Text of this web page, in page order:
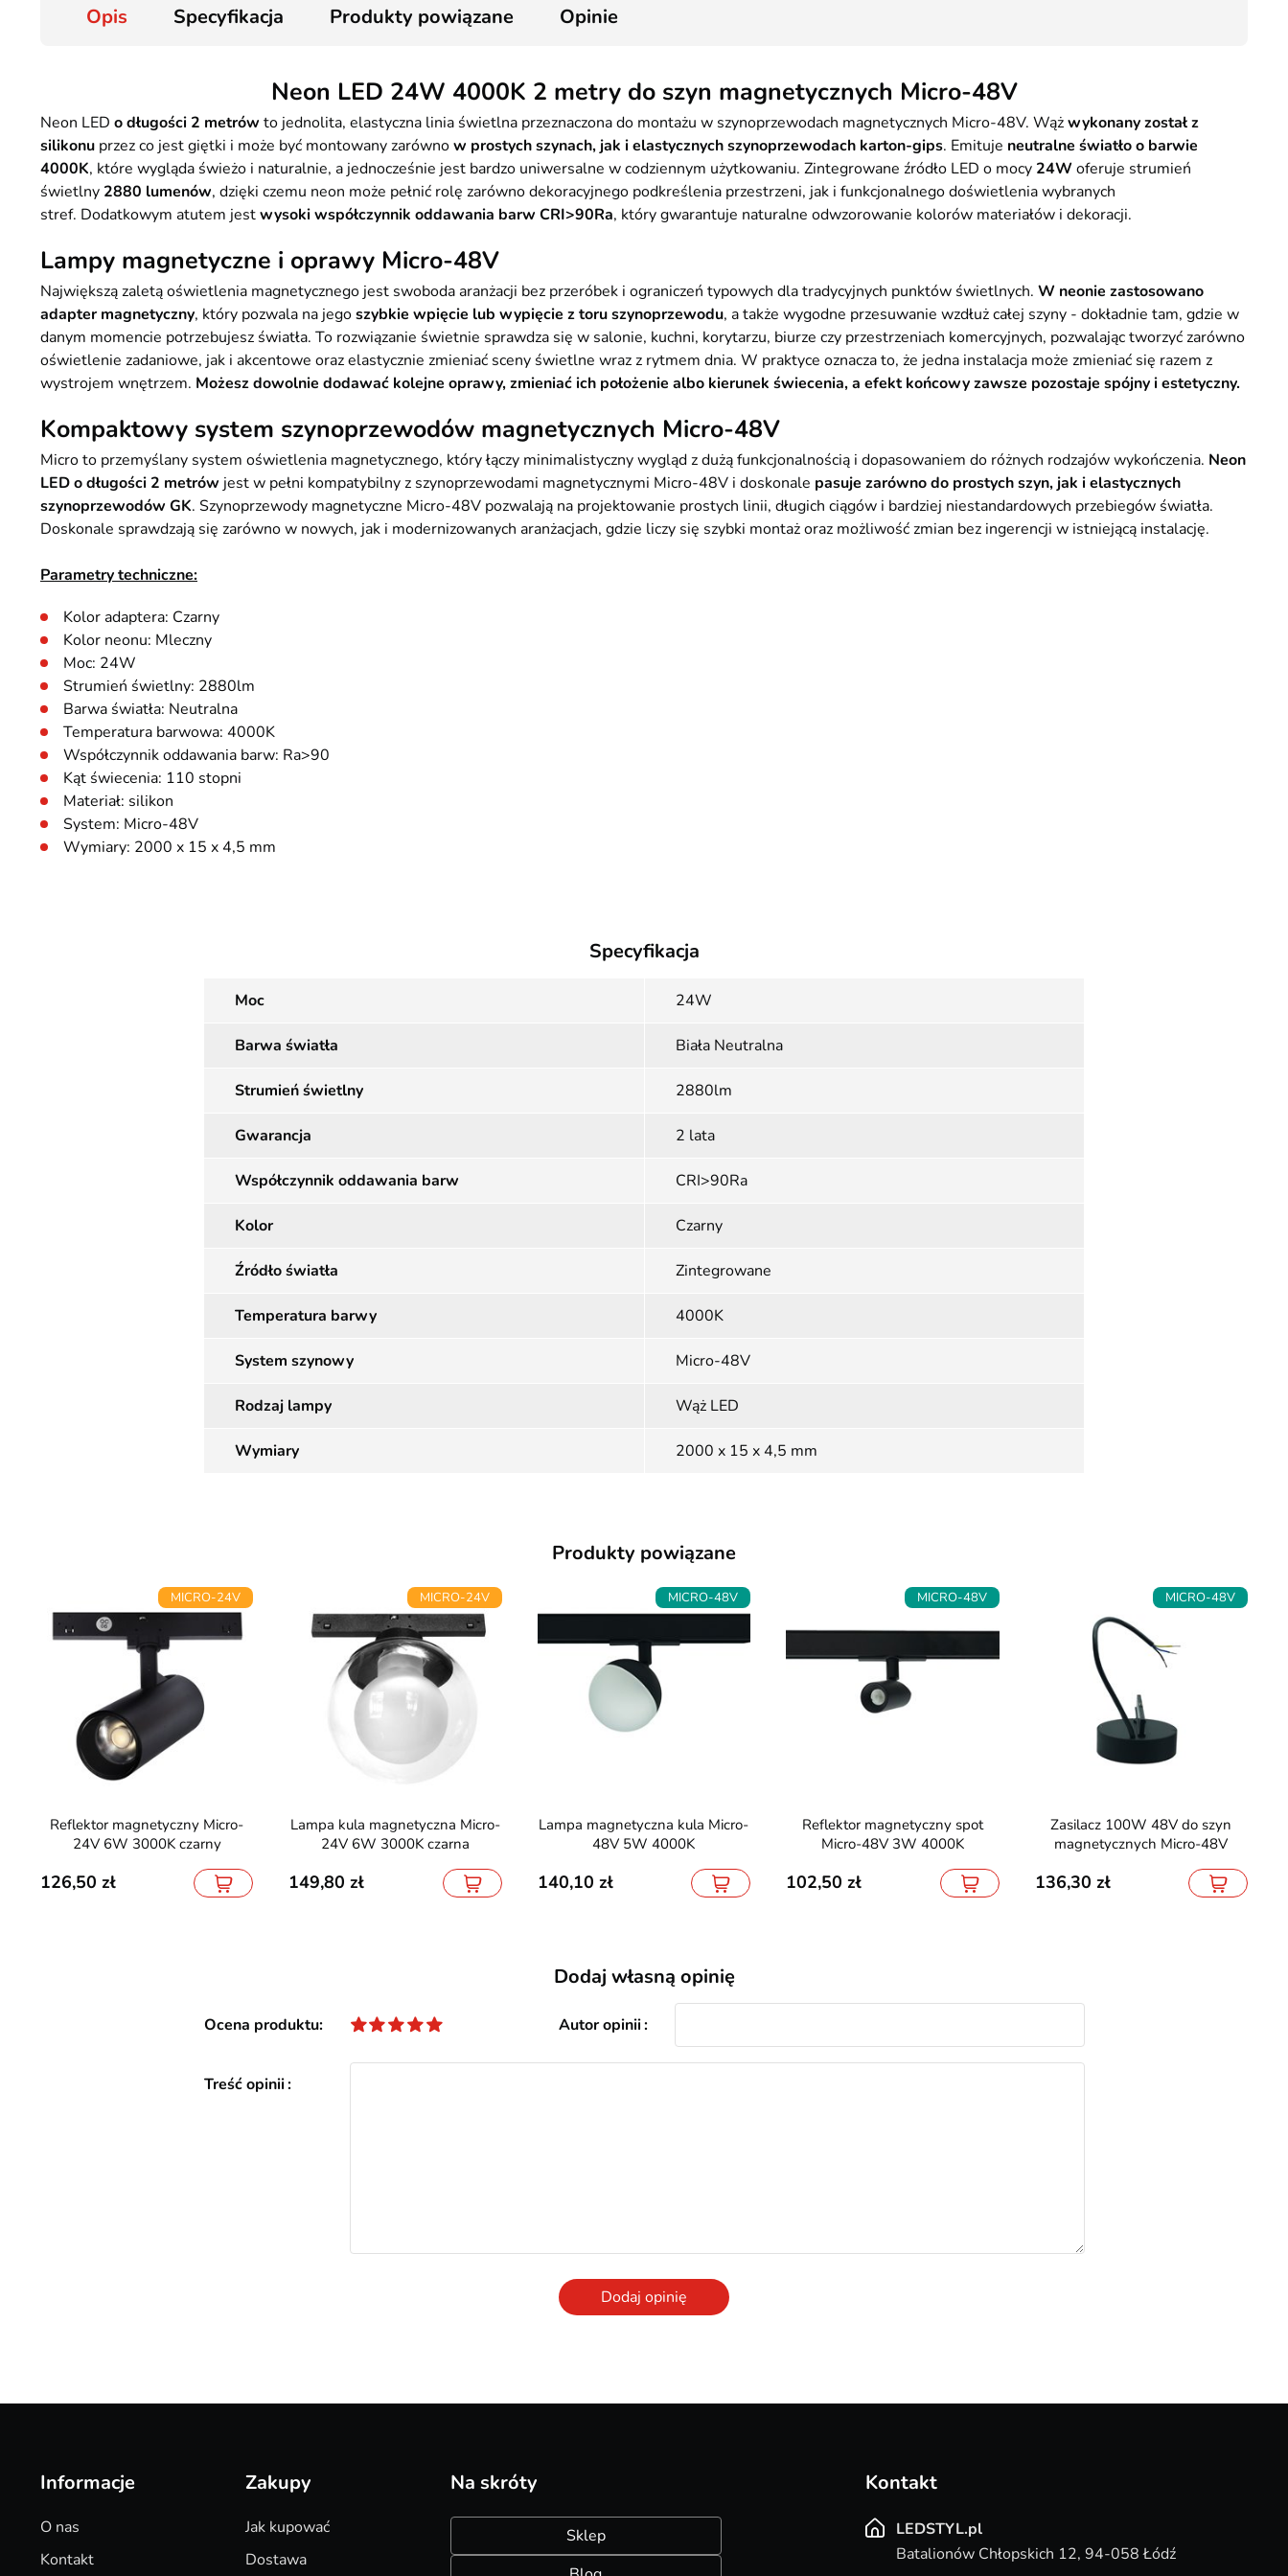
Opis Specyfikacja Produkty powiązane Opinie
Neon LED 24W 4000K 2 metry do szyn magnetycznych Micro-48V
Neon LED o długości 2 metrów to jednolita, elastyczna linia świetlna przeznaczona do montażu w szynoprzewodach magnetycznych Micro-48V. Wążwykonany został z
silikonu przez co jest giętki i może być montowany zarównow prostych szynach, jak i elastycznych szynoprzewodach karton-gips. Emituje neutralne światło o barwie
4000K, które wygląda świeżo i naturalnie, a jednocześnie jest bardzo uniwersalne w codziennym użytkowaniu. Zintegrowane źródło LED o mocy 24Woferuje strumień
świetlny 2880 lumenów, dzięki czemu neon może pełnić rolę zarówno dekoracyjnego podkreślenia przestrzeni, jak i funkcjonalnego doświetlenia wybranych
stref. Dodatkowym atutem jestwysoki współczynnik oddawania barw CRI>90Ra, który gwarantuje naturalne odwzorowanie kolorów materiałów i dekoracji.
Lampy magnetyczne i oprawy Micro-48V
Największą zaletą oświetlenia magnetycznego jest swoboda aranżacji bez przeróbek i ograniczeń typowych dla tradycyjnych punktów świetlnych. W neonie zastosowano
adapter magnetyczny, który pozwala na jegoszybkie wpięcie lub wypięcie z toru szynoprzewodu, a także wygodne przesuwanie wzdłuż całej szyny - dokładnie tam, gdzie w
danym momencie potrzebujesz światła. To rozwiązanie świetnie sprawdza się w salonie, kuchni, korytarzu, biurze czy przestrzeniach komercyjnych, pozwalając tworzyć zarówno
oświetlenie zadaniowe, jak i akcentowe oraz elastycznie zmieniać sceny świetlne wraz z rytmem dnia. W praktyce oznacza to, że jedna instalacja może zmieniać się razem z
wystrojem wnętrzem. Możesz dowolnie dodawać kolejne oprawy, zmieniać ich położenie albo kierunek świecenia, a efekt końcowy zawsze pozostaje spójny i estetyczny.
Kompaktowy system szynoprzewodów magnetycznych Micro-48V
Micro to przemyślany system oświetlenia magnetycznego, który łączy minimalistyczny wygląd z dużą funkcjonalnością i dopasowaniem do różnych rodzajów wykończenia. Neon
LED o długości 2 metrów jest w pełni kompatybilny z szynoprzewodami magnetycznymi Micro-48V i doskonale pasuje zarówno do prostych szyn, jak i elastycznych
szynoprzewodów GK. Szynoprzewody magnetyczne Micro-48V pozwalają na projektowanie prostych linii, długich ciągów i bardziej niestandardowych przebiegów światła.
Doskonale sprawdzają się zarówno w nowych, jak i modernizowanych aranżacjach, gdzie liczy się szybki montaż oraz możliwość zmian bez ingerencji w istniejącą instalację.
Parametry techniczne:
Kolor adaptera: Czarny
Kolor neonu: Mleczny
Moc: 24W
Strumień świetlny: 2880lm
Barwa światła: Neutralna
Temperatura barwowa: 4000K
Współczynnik oddawania barw: Ra>90
Kąt świecenia: 110 stopni
Materiał: silikon
System: Micro-48V
Wymiary: 2000 x 15 x 4,5 mm
Specyfikacja
Moc 24W
Barwa światła Biała Neutralna
Strumień świetlny 2880lm
Gwarancja 2 lata
Współczynnik oddawania barw CRI>90Ra
Kolor Czarny
Źródło światła Zintegrowane
Temperatura barwy 4000K
System szynowy Micro-48V
Rodzaj lampy Wąż LED
Wymiary 2000 x 15 x 4,5 mm
Produkty powiązane
MICRO-24V
Reflektor magnetyczny Micro-
24V 6W 3000K czarny
126,50
MICRO-24V
Lampa kula magnetyczna Micro-
24V 6W 3000K czarna
149,80
MICRO-48V
Lampa magnetyczna kula Micro-
48V 5W 4000K
140,10
MICRO-48V
Reflektor magnetyczny spot
Micro-48V 3W 4000K
102,50
MICRO-48V
Zasilacz 100W 48V do szyn
magnetycznych Micro-48V
136,30
Dodaj własną opinię
Ocena produktu Autor opinii
Treść opinii
Dodaj opinię
Informacje
O nas
Kontakt
Zakupy
Jak kupować
Dostawa
Na skróty
Sklep
Kontakt
LEDSTYL.pl
Batalionów Chłopskich 12, 94-058 Łódź